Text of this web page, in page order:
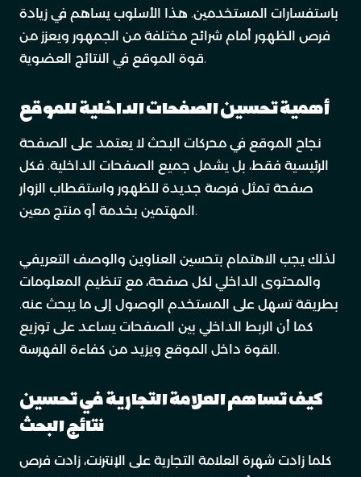
باستفسارات المستخدمين. هذا الأسلوب يساهم في زيادة
فرص الظهور أمام شرائح مختلفة من الجمهور ويعزز من
قوة الموقع في النتائج العضوية.
أهمية تحسين الصفحات الداخلية للموقع
نجاح الموقع في محركات البحث لا يعتمد على الصفحة
الرئيسية فقط، بل يشمل جميع الصفحات الداخلية. فكل
صفحة تمثل فرصة جديدة للظهور واستقطاب الزوار
المهتمين بخدمة أو منتج معين.
لذلك يجب الاهتمام بتحسين العناوين والوصف التعريفي
والمحتوى الداخلي لكل صفحة، مع تنظيم المعلومات
بطريقة تسهل على المستخدم الوصول إلى ما يبحث عنه.
كما أن الربط الداخلي بين الصفحات يساعد على توزيع
القوة داخل الموقع ويزيد من كفاءة الفهرسة.
كيف تساهم العلامة التجارية في تحسين
نتائج البحث
كلما زادت شهرة العلامة التجارية على الإنترنت، زادت فرص